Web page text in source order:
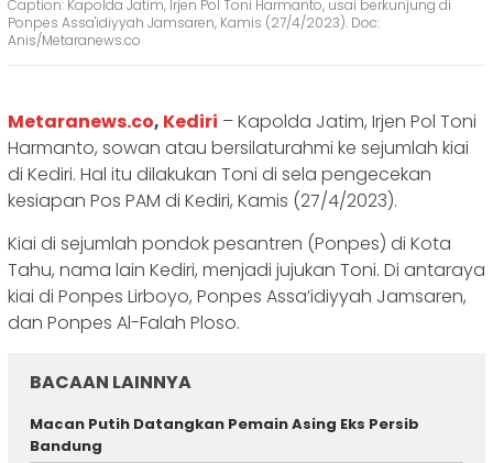
Caption: Kapolda Jatim, Irjen Pol Toni Harmanto, usai berkunjung di
Ponpes Assa'idiyyah Jamsaren, Kamis (27/4/2023). Doc:
Anis/Metaranews.co
Metaranews.co, Kediri – Kapolda Jatim, Irjen Pol Toni
Harmanto, sowan atau bersilaturahmi ke sejumlah kiai
di Kediri. Hal itu dilakukan Toni di sela pengecekan
kesiapan Pos PAM di Kediri, Kamis (27/4/2023).
Kiai di sejumlah pondok pesantren (Ponpes) di Kota
Tahu, nama lain Kediri, menjadi jujukan Toni. Di antaraya
kiai di Ponpes Lirboyo, Ponpes Assa’idiyyah Jamsaren,
dan Ponpes Al-Falah Ploso.
BACAAN LAINNYA
Macan Putih Datangkan Pemain Asing Eks Persib
Bandung